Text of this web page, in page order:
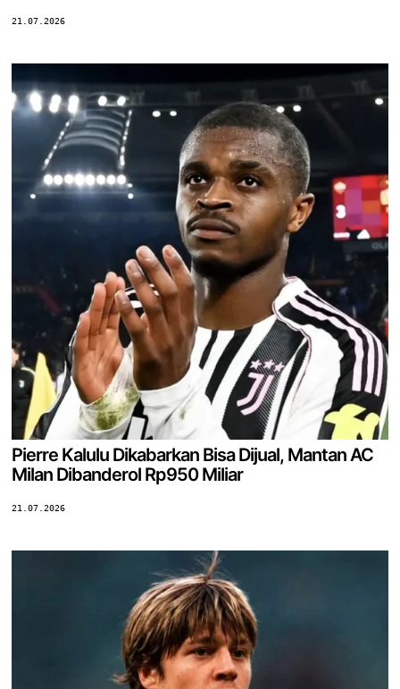
21.07.2026
Pierre Kalulu Dikabarkan Bisa Dijual, Mantan AC
Milan Dibanderol Rp950 Miliar
21.07.2026